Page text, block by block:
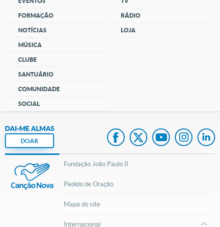
FORMAÇÃO
NOTÍCIAS
MÚSICA
CLUBE
SANTUÁRIO
COMUNIDADE
SOCIAL
RÁDIO
LOJA
DAI-ME ALMAS
DOAR
Fundação João Paulo II
Pedido de Oração
Mapa do site
Internacional